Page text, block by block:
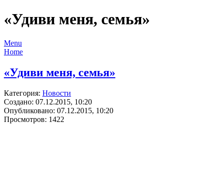
«Удиви меня, семья»
Menu
Home
«Удиви меня, семья»
Категория: Новости
Создано: 07.12.2015, 10:20
Опубликовано: 07.12.2015, 10:20
Просмотров: 1422